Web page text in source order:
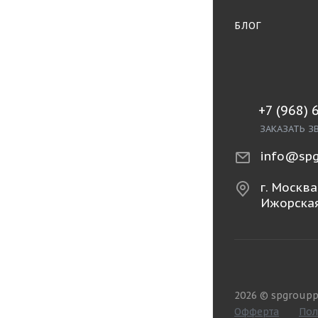
БЛОГ
+7 (968)
ЗАКАЗАТЬ
г.
2026 ©
Офферта